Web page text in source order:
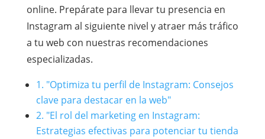
online. Prepárate para llevar tu presencia en
Instagram al siguiente nivel y atraer más tráfico
a tu web con nuestras recomendaciones
especializadas.
1. "Optimiza tu perfil de Instagram: Consejos
clave para destacar en la web"
2. "El rol del marketing en Instagram:
Estrategias efectivas para potenciar tu tienda